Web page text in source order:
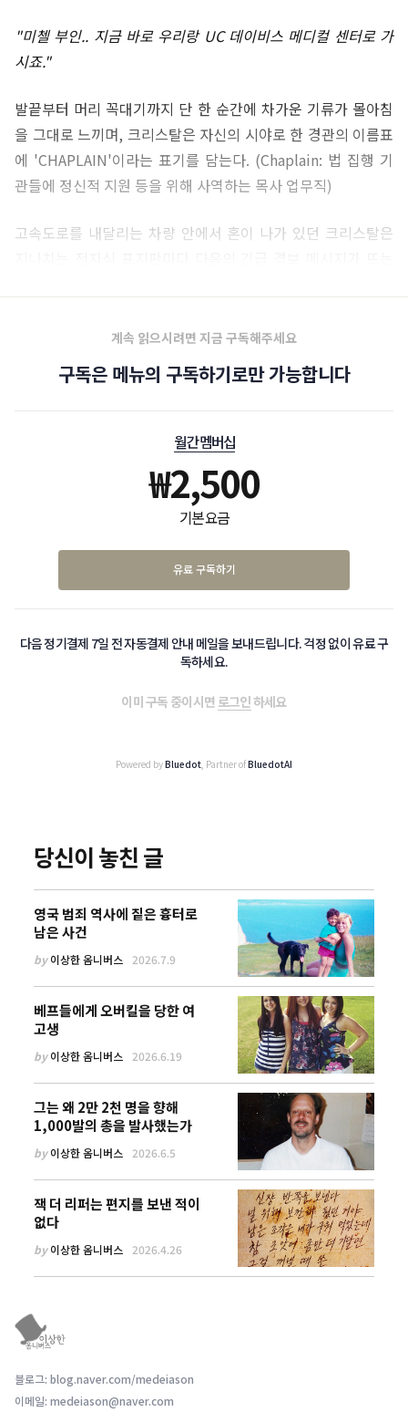
"미첼 부인.. 지금 바로 우리랑 UC 데이비스 메디컬 센터로 가
시죠."
발끝부터 머리 꼭대기까지 단 한 순간에 차가운 기류가 몰아침
을 그대로 느끼며, 크리스탈은 자신의 시야로 한 경관의 이름표
에 'CHAPLAIN'이라는 표기를 담는다. (Chaplain: 법 집행 기
관들에 정신적 지원 등을 위해 사역하는 목사 업무직)
고속도로를 내달리는 차량 안에서 혼이 나가 있던 크리스탈은
계속 읽으시려면 지금 구독해주세요
구독은 메뉴의 구독하기로만 가능합니다
월간 멤버십
₩2,500
기본 요금
유료 구독하기
다음 정기결제 7일 전 자동결제 안내 메일을 보내드립니다. 걱정 없이 유료 구
독하세요.
이미 구독 중이시면 로그인하세요
Powered byBluedot , Partner ofBluedotAI
당신이 놓친 글
영국 범죄 역사에 짙은 흉터로
남은 사건
by이상한 옴니버스 2026.7.9
베프들에게 오버킬을 당한 여
고생
by이상한 옴니버스 2026.6.19
그는 왜 2만 2천 명을 향해
1,000발의 총을 발사했는가
by이상한 옴니버스 2026.6.5
잭 더 리퍼는 편지를 보낸 적이
없다
by이상한 옴니버스 2026.4.26
블로그: blog.naver.com/medeiason
이메일: medeiason@naver.com